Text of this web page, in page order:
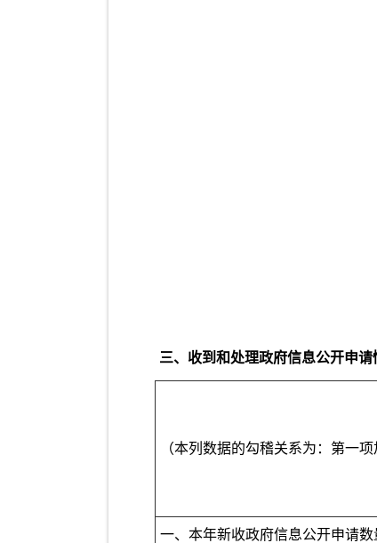
三、收到和处理政府信息公开申请
（本列数据的勾稽关系为：第一
一、本年新收政府信息公开申请数